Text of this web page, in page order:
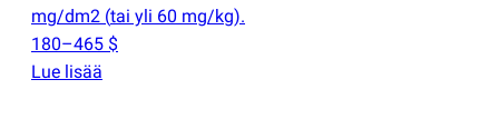
mg/dm2 (tai yli 60 mg/kg).
180–465 $
Lue lisää